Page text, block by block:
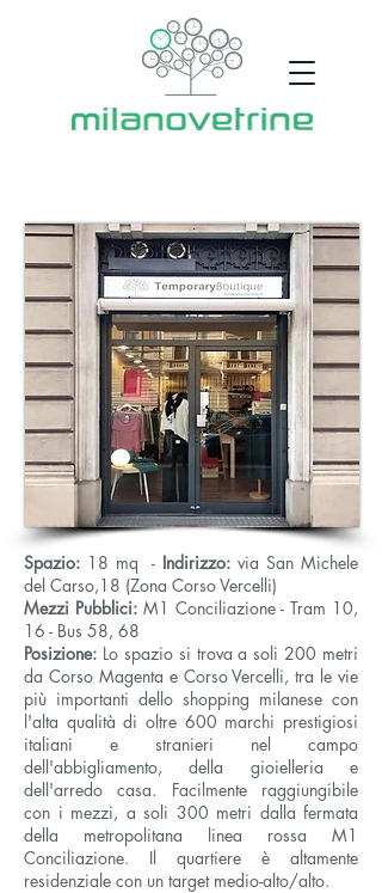
Spazio: 18 mq - Indirizzo: via San Michele
del Carso,18 (Zona Corso Vercelli)
Mezzi Pubblici: M1 Conciliazione - Tram 10,
16 - Bus 58, 68
Posizione: Lo spazio si trova a soli 200 metri
da Corso Magenta e Corso Vercelli, tra le vie
più importanti dello shopping milanese con
l'alta qualità di oltre 600 marchi prestigiosi
italiani e stranieri nel campo
dell'abbigliamento, della gioielleria e
dell'arredo casa. Facilmente raggiungibile
con i mezzi, a soli 300 metri dalla fermata
della metropolitana linea rossa M1
Conciliazione. Il quartiere è altamente
residenziale con un target medio-alto/alto.